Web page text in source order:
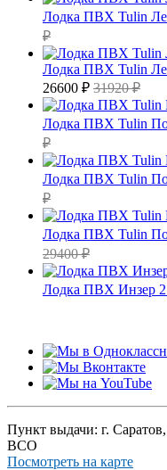
Лодка ПВХ Tulin
₽
Лодка ПВХ Tulin
26600 ₽ 31920 ₽
Лодка ПВХ Tulin
₽
Лодка ПВХ Tulin
₽
Лодка ПВХ Tulin
29400 ₽
Лодка ПВХ Инзер 2
Пункт выдачи: г.
ВСО
Посмотреть на карте